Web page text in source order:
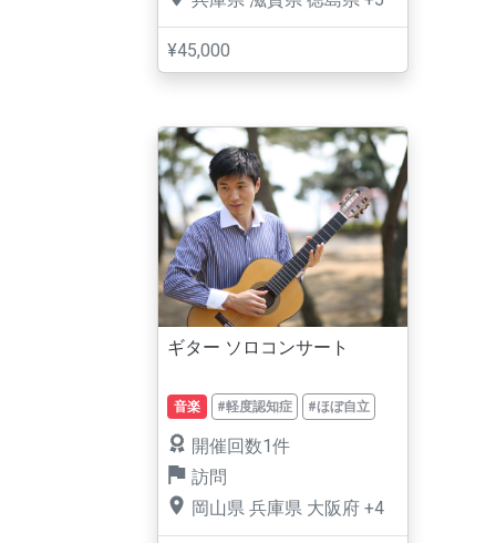
¥45,000
ギター ソロコンサート
音楽 #軽度認知症 #ほぼ自立
開催回数1件
訪問
岡山県 兵庫県 大阪府 +4